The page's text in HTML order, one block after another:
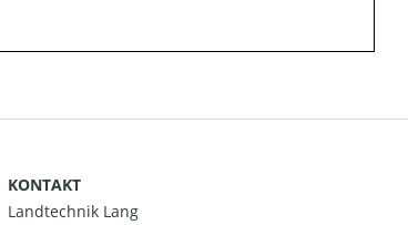
KONTAKT
Landtechnik Lang